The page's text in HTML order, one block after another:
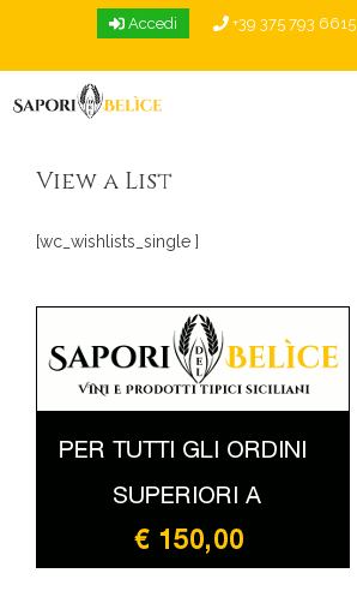
Accedi +39 375 793 6615
View a List
[wc_wishlists_single ]